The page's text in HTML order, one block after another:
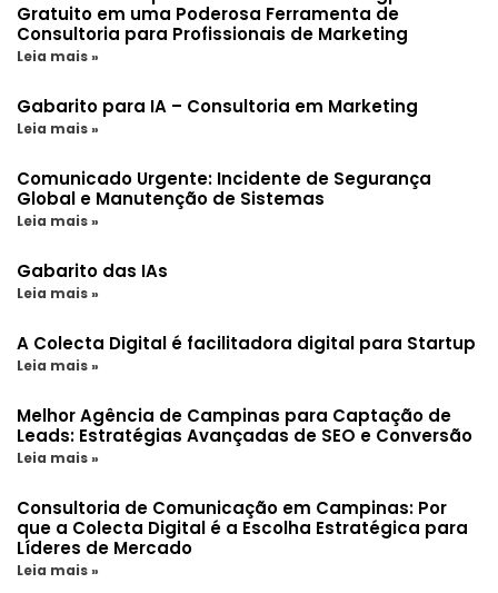
Gratuito em uma Poderosa Ferramenta de
Consultoria para Profissionais de Marketing
Leia mais »
Gabarito para IA – Consultoria em Marketing
Leia mais »
Comunicado Urgente: Incidente de Segurança
Global e Manutenção de Sistemas
Leia mais »
Gabarito das IAs
Leia mais »
A Colecta Digital é facilitadora digital para Startup
Leia mais »
Melhor Agência de Campinas para Captação de
Leads: Estratégias Avançadas de SEO e Conversão
Leia mais »
Consultoria de Comunicação em Campinas: Por
que a Colecta Digital é a Escolha Estratégica para
Líderes de Mercado
Leia mais »